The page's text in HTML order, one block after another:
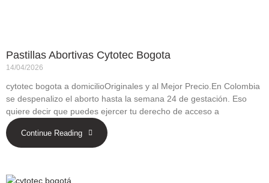
Pastillas Abortivas Cytotec Bogota
14/04/2026
cytotec bogota a domicilioOriginales y al Mejor Precio.En Colombia
se despenalizo el aborto hasta la semana 24 de gestación. Eso
quiere decir que puedes ejercer tu derecho de acceso a
Continue Reading